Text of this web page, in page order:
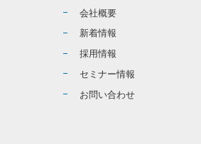
会社概要
新着情報
採用情報
セミナー情報
お問い合わせ